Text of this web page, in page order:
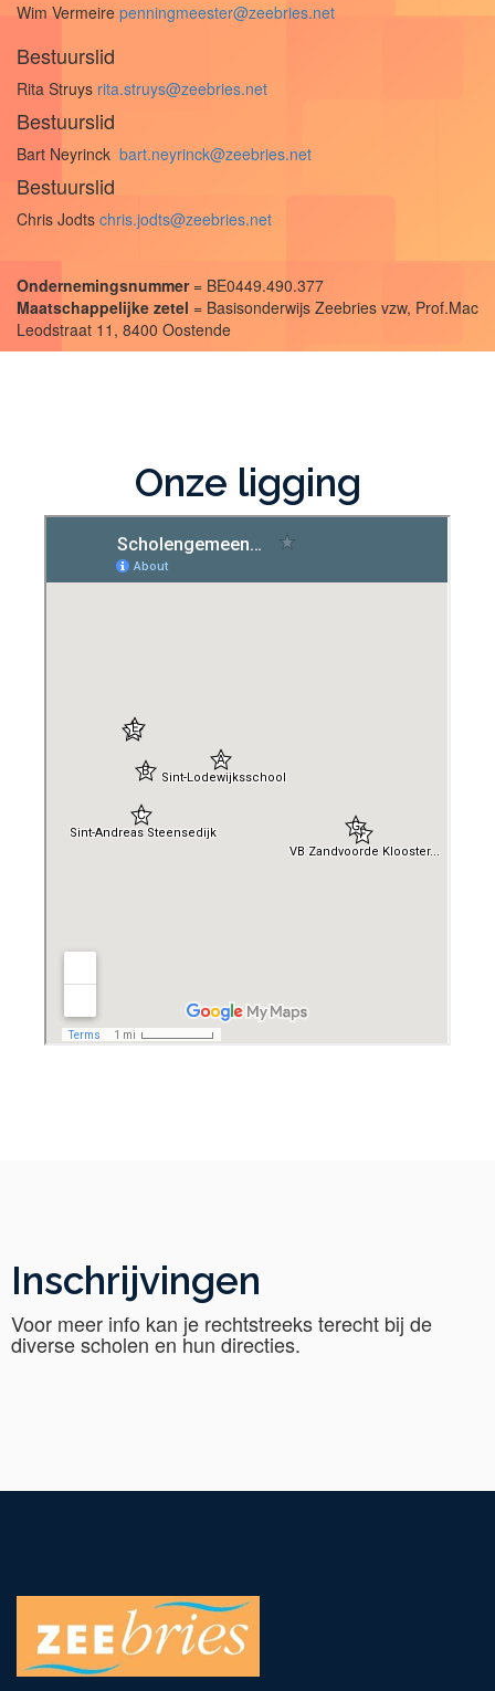
Wim Vermeire penningmeester@zeebries.net
Bestuurslid
Rita Struys rita.struys@zeebries.net
Bestuurslid
Bart Neyrinck bart.neyrinck@zeebries.net
Bestuurslid
Chris Jodts chris.jodts@zeebries.net
Ondernemingsnummer= BE0449.490.377
Maatschappelijke zetel = Basisonderwijs Zeebries vzw, Prof.Mac
Leodstraat 11, 8400 Oostende
Onze ligging
Inschrijvingen
Voor meer info kan je rechtstreeks terecht bij de
diverse scholen en hun directies.